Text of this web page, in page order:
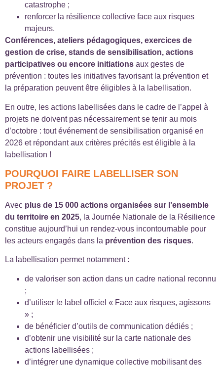
catastrophe ;
renforcer la résilience collective face aux risques
majeurs.
Conférences, ateliers pédagogiques, exercices de
gestion de crise, stands de sensibilisation, actions
participatives ou encore initiations aux gestes de
prévention : toutes les initiatives favorisant la prévention et
la préparation peuvent être éligibles à la labellisation.
En outre, les actions labellisées dans le cadre de l’appel à
projets ne doivent pas nécessairement se tenir au mois
d’octobre : tout événement de sensibilisation organisé en
2026 et répondant aux critères précités est éligible à la
labellisation !
POURQUOI FAIRE LABELLISER SON
PROJET ?
Avec plus de 15 000 actions organisées sur l’ensemble
du territoire en 2025, la Journée Nationale de la Résilience
constitue aujourd’hui un rendez-vous incontournable pour
les acteurs engagés dans la prévention des risques.
La labellisation permet notamment :
de valoriser son action dans un cadre national reconnu
;
d’utiliser le label officiel « Face aux risques, agissons
» ;
de bénéficier d’outils de communication dédiés ;
d’obtenir une visibilité sur la carte nationale des
actions labellisées ;
d’intégrer une dynamique collective mobilisant des